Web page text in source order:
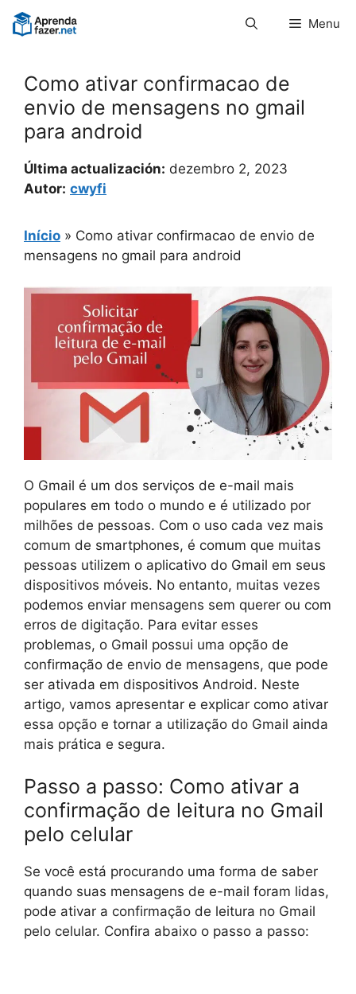
Pular
para
Menu
Como ativar confirmacao de
envio de mensagens no gmail
para android
Última actualización: dezembro 2, 2023
Autor: cwyfi
Início » Como ativar confirmacao de envio de
mensagens no gmail para android
O Gmail é um dos serviços de e-mail mais
populares em todo o mundo e é utilizado por
milhões de pessoas. Com o uso cada vez mais
comum de smartphones, é comum que muitas
pessoas utilizem o aplicativo do Gmail em seus
dispositivos móveis. No entanto, muitas vezes
podemos enviar mensagens sem querer ou com
erros de digitação. Para evitar esses
problemas, o Gmail possui uma opção de
confirmação de envio de mensagens, que pode
ser ativada em dispositivos Android. Neste
artigo, vamos apresentar e explicar como ativar
essa opção e tornar a utilização do Gmail ainda
mais prática e segura.
Passo a passo: Como ativar a
confirmação de leitura no Gmail
pelo celular
Se você está procurando uma forma de saber
quando suas mensagens de e-mail foram lidas,
pode ativar a confirmação de leitura no Gmail
pelo celular. Confira abaixo o passo a passo: